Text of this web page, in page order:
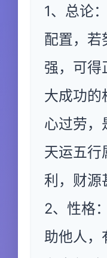
1、总论
配置，若
强，可得
大成功的
心过劳，
天运五行
利，财源
2、性格
助他人，